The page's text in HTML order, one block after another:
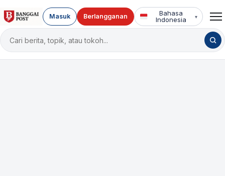
Cari
berita
Masuk Berlangganan
Bahasa
Indonesia
▾